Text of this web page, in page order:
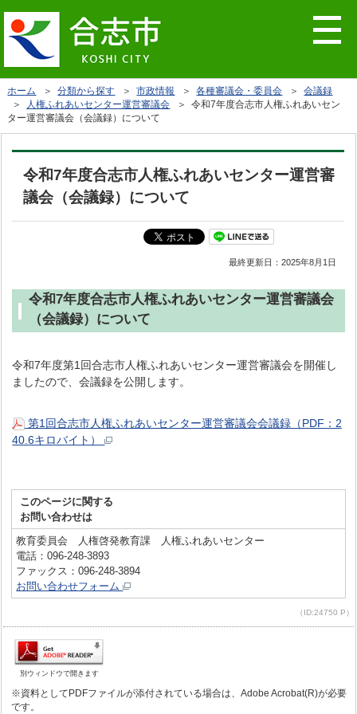
ホーム ＞分類から探す ＞市政情報 ＞各種審議会・委員会 ＞会議録
＞
人権ふれあいセンター運営審議会 ＞ 令和7年度合志市人権ふれあいセン
ター運営審議会（会議録）について
令和7年度合志市人権ふれあいセンター運営審
議会（会議録）について
最終更新日：2025年8月1日
令和7年度合志市人権ふれあいセンター運営審議会
（会議録）について
令和7年度第1回合志市人権ふれあいセンター運営審議会を開催し
ましたので、会議録を公開します。
第1回合志市人権ふれあいセンター運営審議会会議録（PDF：2
40.6キロバイト）
このページに関する
お問い合わせは
教育委員会 人権啓発教育課 人権ふれあいセンター
電話：096-248-3893
ファックス：096-248-3894
お問い合わせフォーム
（ID:24750 P）
別ウィンドウで開きます
※資料としてPDFファイルが添付されている場合は、Adobe Acrobat(R)が必要
です。